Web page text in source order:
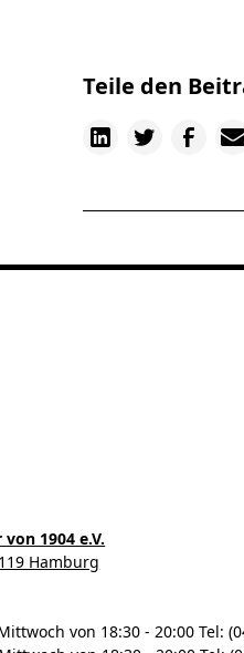
Teile den
1904 e.V.
Hamburg
von 18:30 - 20:00 Tel: